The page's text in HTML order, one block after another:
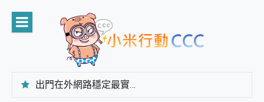
content
出門在外網路穩定最實在 「台灣大哥大」榮獲 4G/5G 在線率全球 NO.3 全台第一與全台六冠王實測心得，走到哪順到哪！